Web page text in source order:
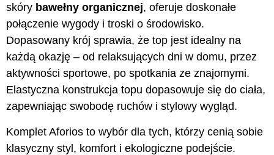
skóry bawełny organicznej, oferuje doskonałe
połączenie wygody i troski o środowisko.
Dopasowany krój sprawia, że top jest idealny na
każdą okazję – od relaksujących dni w domu, przez
aktywności sportowe, po spotkania ze znajomymi.
Elastyczna konstrukcja topu dopasowuje się do ciała,
zapewniając swobodę ruchów i stylowy wygląd.
Komplet Aforios to wybór dla tych, którzy cenią sobie
klasyczny styl, komfort i ekologiczne podejście.